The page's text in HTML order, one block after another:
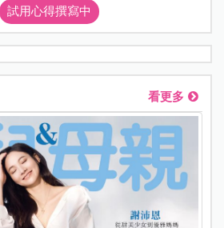
試用心得撰寫中
看更多